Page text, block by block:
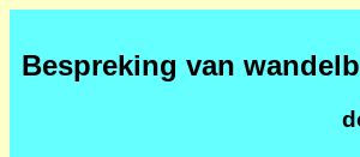
Bespreking van